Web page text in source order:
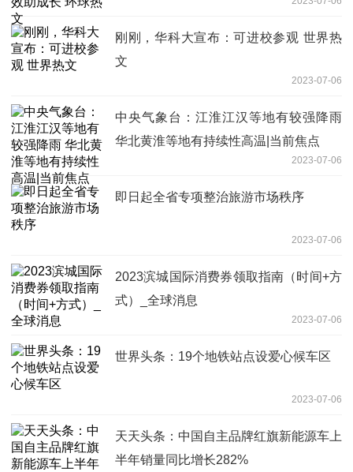
刚刚，华科大宣布：可进校参观 世界热
文
2023-07-06
中央气象台：江淮江汉等地有较强降雨
华北黄淮等地有持续性高温|当前焦点
2023-07-06
即日起全省专项整治旅游市场秩序
2023-07-06
2023滨城国际消费券领取指南（时间+方
式）_全球消息
2023-07-06
世界头条：19个地铁站点设爱心候车区
2023-07-06
天天头条：中国自主品牌红旗新能源车上
半年销量同比增长282%